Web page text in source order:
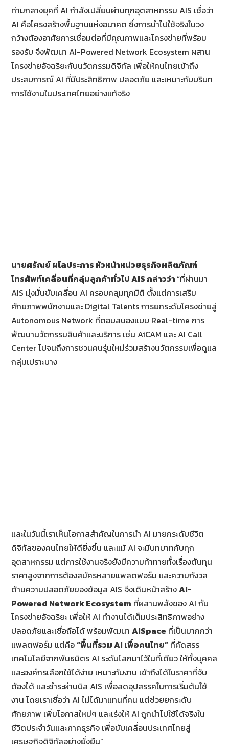
ท่ามกลางยุคที่ AI กำลังเปลี่ยนผ่านทุกอุตสาหกรรม AIS เชื่อว่า
AI คือโครงสร้างพื้นฐานแห่งอนาคต ซึ่งการนำไปใช้จริงในวง
กว้างต้องอาศัยการเชื่อมต่อที่มีคุณภาพและโครงข่ายที่พร้อม
รองรับ จึงพัฒนา AI-Powered Network Ecosystem ผสาน
โครงข่ายอัจฉริยะกับนวัตกรรมดิจิทัล เพื่อให้คนไทยเข้าถึง
ประสบการณ์ AI ที่มีประสิทธิภาพ ปลอดภัย และเหมาะกับบริบท
การใช้งานในประเทศไทยอย่างแท้จริง
นายศรัณย์ ผโลประการ หัวหน้าหน่วยธุรกิจผลิตภัณฑ์
โทรศัพท์เคลื่อนที่กลุ่มลูกค้าทั่วไปAIS กล่าวว่า“ที่ผ่านมา
AIS มุ่งมั่นขับเคลื่อน AI ครอบคลุมทุกมิติ ตั้งแต่การเสริม
ศักยภาพพนักงานและ Digital Talents การยกระดับโครงข่ายสู่
Autonomous Network ที่ตอบสนองแบบ Real-time การ
พัฒนานวัตกรรมสินค้าและบริการ เช่น AiCAM และ AI Call
Center ไปจนถึงการชวนคนรุ่นใหม่ร่วมสร้างนวัตกรรมเพื่อดูแล
กลุ่มเปราะบาง
และในวันนี้เราเห็นโอกาสสำคัญในการนำ AI มายกระดับชีวิต
ดิจิทัลของคนไทยให้ดียิ่งขึ้น และแม้ AI จะมีบทบาทกับทุก
อุตสาหกรรม แต่การใช้งานจริงยังมีความท้าทายทั้งเรื่องต้นทุน
ราคาสูงจากการต้องสมัครหลายแพลตฟอร์ม และความกังวล
ด้านความปลอดภัยของข้อมูล AIS จึงเดินหน้าสร้างAI-
Powered Network Ecosystem ที่ผสานพลังของ AI กับ
โครงข่ายอัจฉริยะ เพื่อให้ AI ทำงานได้เต็มประสิทธิภาพอย่าง
ปลอดภัยและเชื่อถือได้ พร้อมพัฒนาAISpace ที่เป็นมากกว่า
แพลตฟอร์ม แต่คือ“พื้นที่รวมAI เพื่อคนไทย” ที่คัดสรร
เทคโนโลยีจากพันธมิตร AI ระดับโลกมาไว้ในที่เดียว ให้ทั้งบุคคล
และองค์กรเลือกใช้ได้ง่าย เหมาะกับงาน เข้าถึงได้ในราคาที่จับ
ต้องได้ และชำระผ่านบิล AIS เพื่อลดอุปสรรคในการเริ่มต้นใช้
งาน โดยเราเชื่อว่า AI ไม่ได้มาแทนที่คน แต่ช่วยยกระดับ
ศักยภาพ เพิ่มโอกาสใหม่ๆ และเร่งให้ AI ถูกนำไปใช้ได้จริงใน
ชีวิตประจำวันและภาคธุรกิจ เพื่อขับเคลื่อนประเทศไทยสู่
เศรษฐกิจดิจิทัลอย่างยั่งยืน”